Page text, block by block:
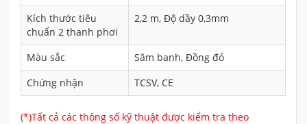
Kích thước tiêu
chuẩn 2 thanh phơi
2,2 m, Độ dầy 0,3mm
Màu sắc
Sâm banh, Đồng đỏ
Chứng nhận
TCSV, CE
(*)Tất cả các thông số kỹ thuật được kiểm tra theo